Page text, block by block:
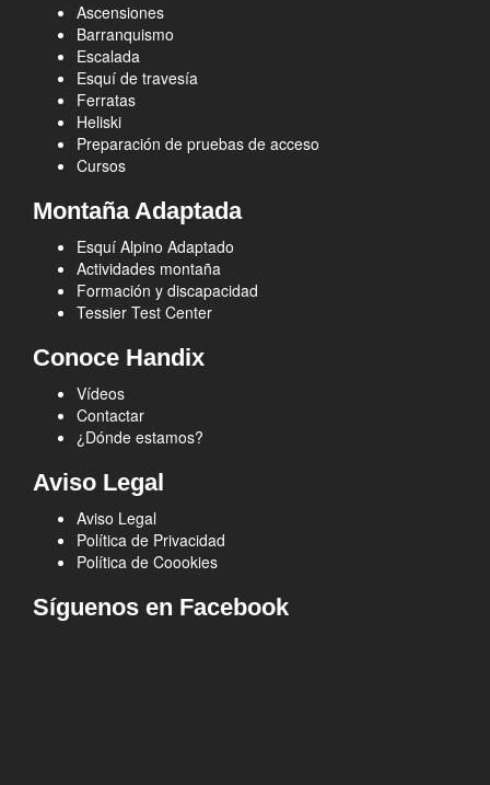
Ascensiones
Barranquismo
Escalada
Esquí de travesía
Ferratas
Heliski
Preparación de pruebas de acceso
Cursos
Montaña Adaptada
Esquí Alpino Adaptado
Actividades montaña
Formación y discapacidad
Tessier Test Center
Conoce Handix
Vídeos
Contactar
¿Dónde estamos?
Aviso Legal
Aviso Legal
Política de Privacidad
Política de Coookies
Síguenos en Facebook